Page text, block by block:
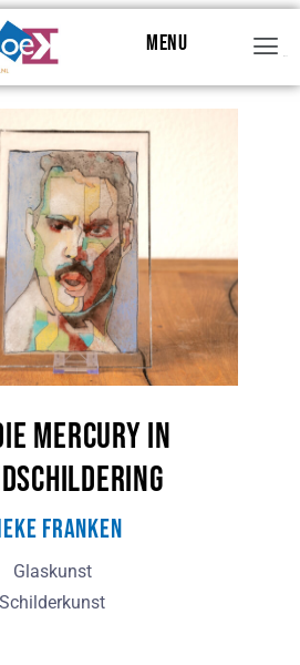
Menu
Mercury in
Franken
Glaskunst
Schilderkunst